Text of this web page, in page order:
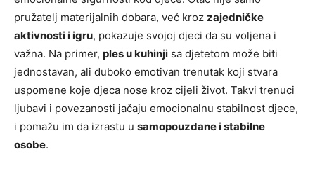
pružatelj materijalnih dobara, već kroz zajedničke
aktivnosti i igru, pokazuje svojoj djeci da su voljena i
važna. Na primer, ples u kuhinji sa djetetom može biti
jednostavan, ali duboko emotivan trenutak koji stvara
uspomene koje djeca nose kroz cijeli život. Takvi trenuci
ljubavi i povezanosti jačaju emocionalnu stabilnost djece,
i pomažu im da izrastu u samopouzdane i stabilne
osobe.